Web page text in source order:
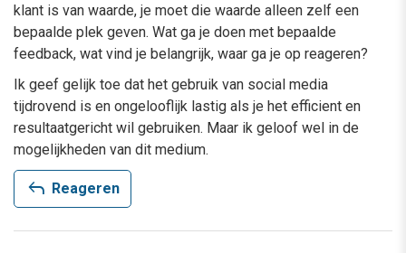
klant is van waarde, je moet die waarde alleen zelf een
bepaalde plek geven. Wat ga je doen met bepaalde
feedback, wat vind je belangrijk, waar ga je op reageren?
Ik geef gelijk toe dat het gebruik van social media
tijdrovend is en ongelooflijk lastig als je het efficient en
resultaatgericht wil gebruiken. Maar ik geloof wel in de
mogelijkheden van dit medium.
reply Reageren